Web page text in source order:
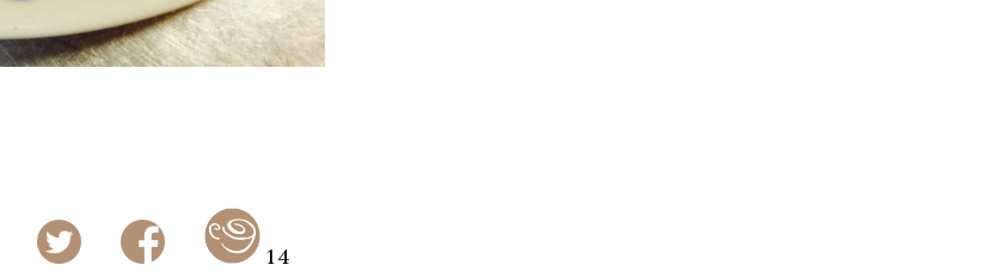
14